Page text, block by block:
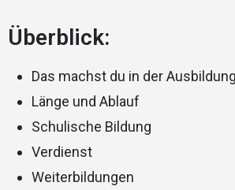
Überblick:
Das machst du in der Ausbildung
Länge und Ablauf
Schulische Bildung
Verdienst
Weiterbildungen